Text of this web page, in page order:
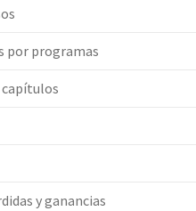
por programas
capítulos
y ganancias